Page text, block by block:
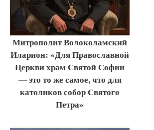
Митрополит Волоколамский
Иларион: «Для Православной
Церкви храм Святой Софии
— это то же самое, что для
католиков собор Святого
Петра»